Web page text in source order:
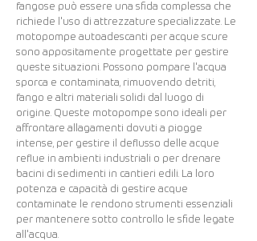
fangose può essere una sfida complessa che
richiede l'uso di attrezzature specializzate. Le
motopompe autoadescanti per acque scure
sono appositamente progettate per gestire
queste situazioni. Possono pompare l'acqua
sporca e contaminata, rimuovendo detriti,
fango e altri materiali solidi dal luogo di
origine. Queste motopompe sono ideali per
affrontare allagamenti dovuti a piogge
intense, per gestire il deflusso delle acque
reflue in ambienti industriali o per drenare
bacini di sedimenti in cantieri edili. La loro
potenza e capacità di gestire acque
contaminate le rendono strumenti essenziali
per mantenere sotto controllo le sfide legate
all'acqua.